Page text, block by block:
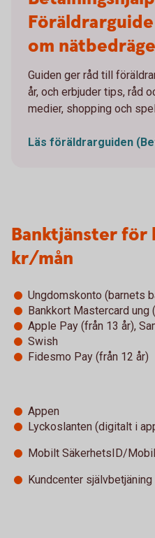
om
Guiden ger råd till
år, och erbjuder tips, råd
medier, shopping och
Läs föräldrarguiden
Banktjänster för
kr/mån
Ungdomskonto (barnets
Bankkort Mastercard ung
Apple Pay (från 13 år),
Swish
Fidesmo Pay (från 12 år)
Appen
Lyckoslanten (digitalt i
Mobilt SäkerhetsID/
Kundcenter självbetjäning